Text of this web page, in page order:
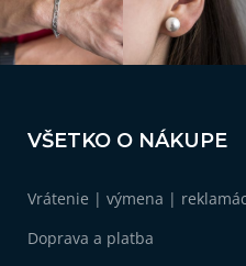
VŠETKO O NÁKUPE
Vrátenie | výmena |
Doprava a platba